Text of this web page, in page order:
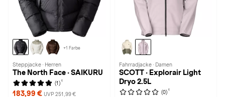
+1 Farbe
Steppjacke · Herren
The North Face · SAIKURU
(1) 1
183,99 € UVP 251,99 €
Fahrradjacke · Damen
SCOTT · Explorair Light
Dryo 2.5L
(0) 1